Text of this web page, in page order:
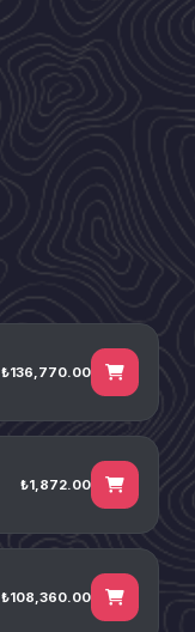
₺136,770.00
₺1,872.00
₺108,360.00